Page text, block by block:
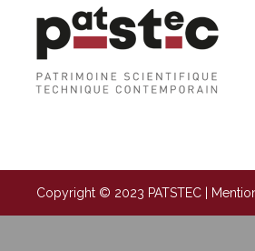
Copyright © 2023 PATSTEC |